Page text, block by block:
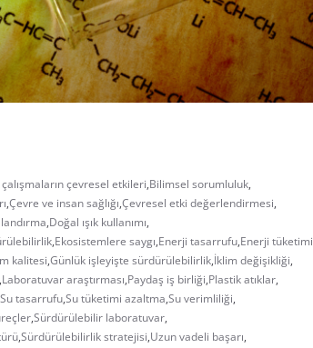
çevresel etkileri,Bilimsel sorumluluk,
,Çevre ve insan sağlığı,Çevresel etki değerlendirmesi,
,Doğal ışık kullanımı,
,Ekosistemlere saygı,Enerji tasarrufu,Enerji tüketimi
kalitesi,Günlük işleyişte sürdürülebilirlik,İklim değişikliği,
,Laboratuvar araştırması,Paydaş iş birliği,Plastik atıklar,
Su tasarrufu,Su tüketimi azaltma,Su verimliliği,
,Sürdürülebilir laboratuvar,
,Sürdürülebilirlik stratejisi,Uzun vadeli başarı,